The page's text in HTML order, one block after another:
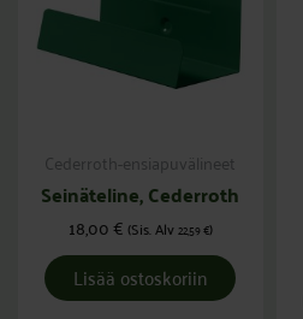
Cederroth-ensiapuvälineet
Seinäteline, Cederroth
18,00€(Sis. Alv22,59€)
Lisää ostoskoriin